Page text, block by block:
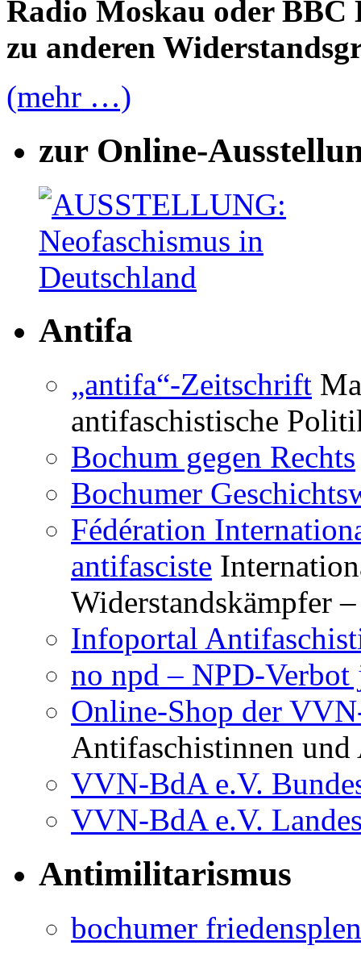
Radio Moskau oder
zu anderen
(mehr …)
zur Online-
Antifa
„antifa“-Zeitschrift
antifaschistische
Bochum gegen Rechts
Bochumer
Fédération
antifasciste
Widerstandskämpfer
Infoportal
no npd – NPD-Verbot
Online-Shop der
Antifaschistinnen und
VVN-BdA e.V.
VVN-BdA e.V.
Antimilitarismus
bochumer